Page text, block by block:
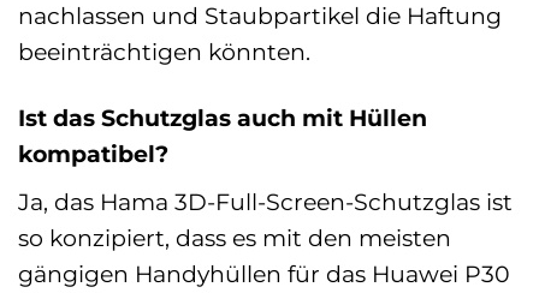
nachlassen und Staubpartikel die Haftung
beeinträchtigen könnten.
Ist das Schutzglas auch mit Hüllen
kompatibel?
Ja, das Hama 3D-Full-Screen-Schutzglas ist
so konzipiert, dass es mit den meisten
gängigen Handyhüllen für das Huawei P30